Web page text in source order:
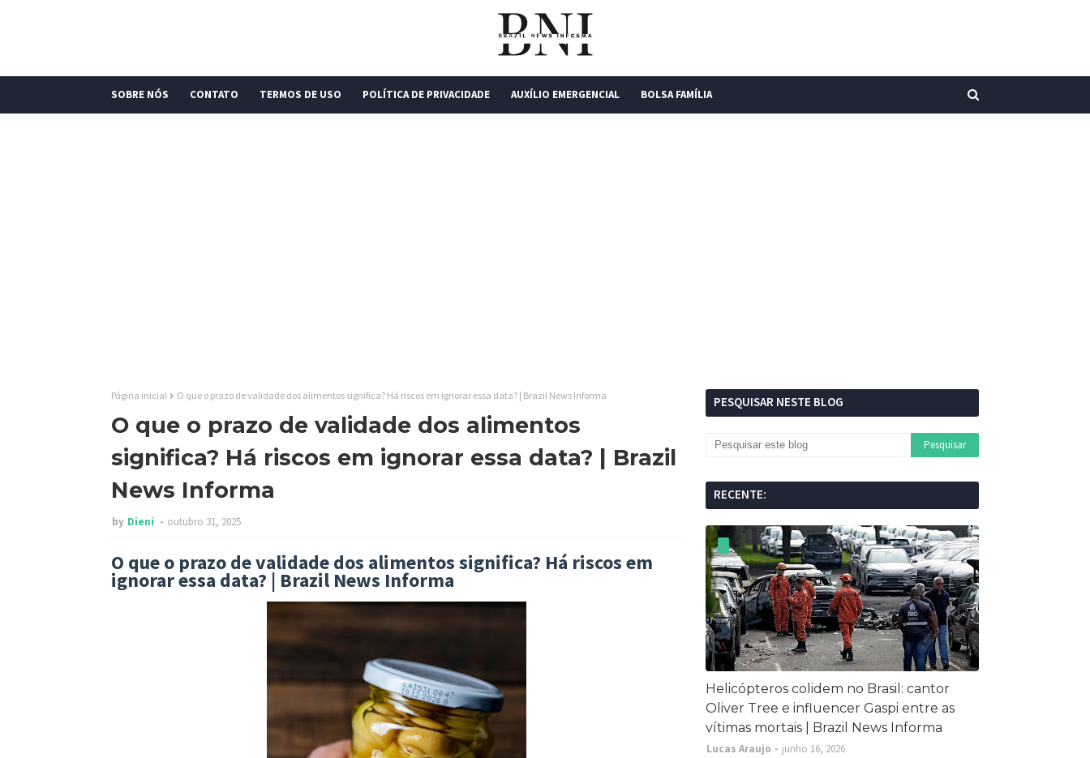
SOBRE NÓS CONTATO TERMOS DE USO POLÍTICA DE PRIVACIDADE AUXÍLIO EMERGENCIAL BOLSA FAMÍLIA
Página inicial O que o prazo de validade dos alimentos significa? Há riscos em ignorar essa data? | Brazil News Informa
O que o prazo de validade dos alimentos
significa? Há riscos em ignorar essa data? | Brazil
News Informa
by Dieni outubro 31, 2025
O que o prazo de validade dos alimentos significa? Há riscos em
ignorar essa data? | Brazil News Informa
PESQUISAR NESTE BLOG
RECENTE:
Helicópteros colidem no Brasil: cantor
Oliver Tree e influencer Gaspi entre as
vítimas mortais | Brazil News Informa
Lucas Araujo
junho 16, 2026